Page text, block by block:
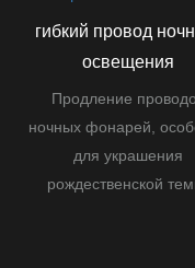
гибкий провод
освещения
Продление
ночных фонарей,
для украшения
рождественской